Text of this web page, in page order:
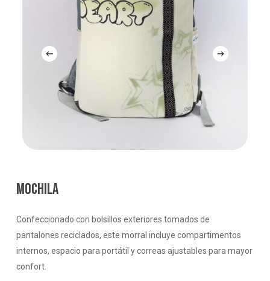
MOCHILA
Confeccionado con bolsillos exteriores tomados de
pantalones reciclados, este morral incluye compartimentos
internos, espacio para portátil y correas ajustables para mayor
confort.